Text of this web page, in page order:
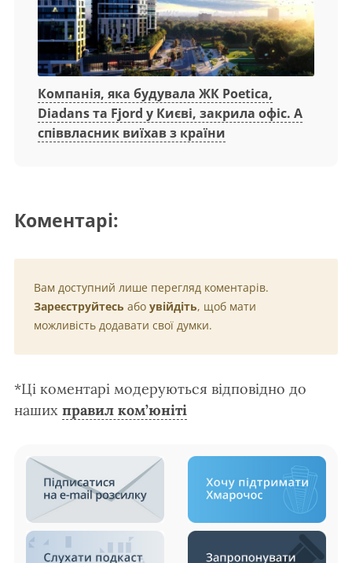
Компанія, яка будувала ЖК Poetica,
Diadans та Fjord у Києві, закрила офіс. А
співвласник виїхав з країни
Коментарі:
Вам доступний лише перегляд коментарів.
Зареєструйтесь або увійдіть, щоб мати
можливість додавати свої думки.
*Ці коментарі модеруються відповідно до
наших правил ком’юніті